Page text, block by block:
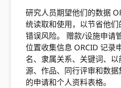
研究人员期望他们的数据
统读取和使用，以节省他
错误风险。 赠款/设施申请
位置收集信息 ORCID 记录
名、隶属关系、关键词、
源、作品、同行评审和数
的申请和个人资料表格。